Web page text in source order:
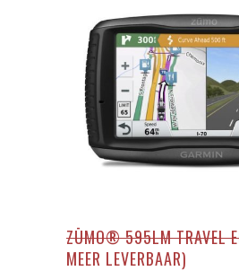
ZŪMO® 595LM TRAVEL
MEER LEVERBAAR)